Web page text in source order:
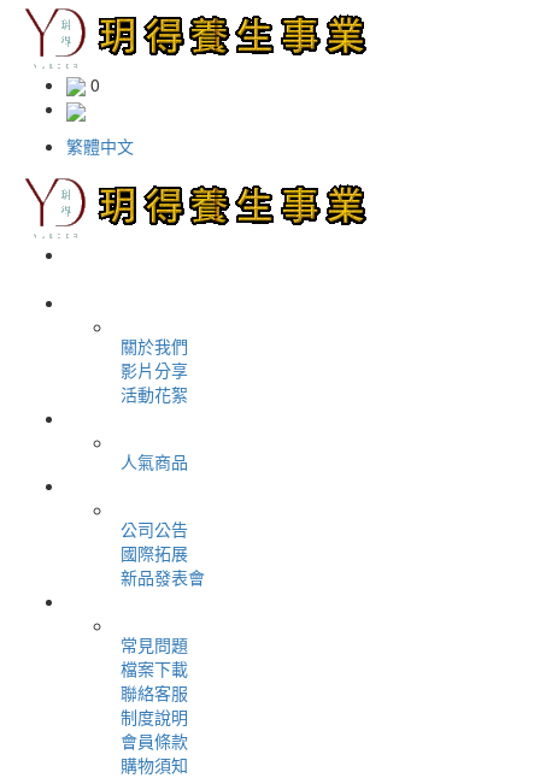
0
繁體中文
關於我們
影片分享
活動花絮
人氣商品
公司公告
國際拓展
新品發表會
常見問題
檔案下載
聯絡客服
制度說明
會員條款
購物須知